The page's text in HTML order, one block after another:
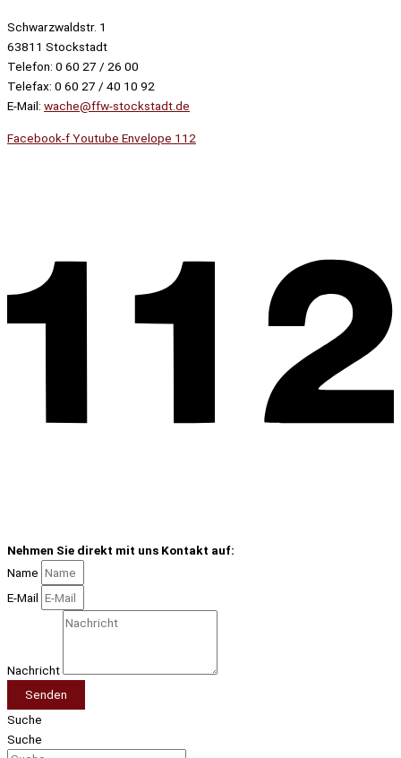
Schwarzwaldstr. 1
63811 Stockstadt
Telefon: 0 60 27 / 26 00
Telefax: 0 60 27 / 40 10 92
E-Mail: wache@ffw-stockstadt.de
Facebook-fYoutube Envelope 112
Nehmen Sie direkt mit uns Kontakt auf:
Name
E-Mail
Nachricht
Senden
Suche
Suche